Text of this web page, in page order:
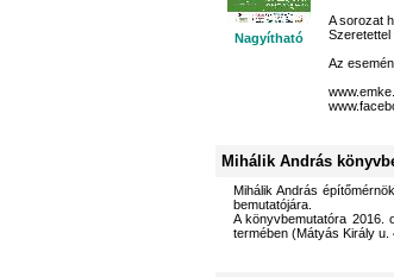
Nagyítható
A sorozat
Szeretettel
Az
Mihálik András
Mihálik András
bemutatójára.
A könyvbemutatóra 2016.
termében (Mátyás Király u.